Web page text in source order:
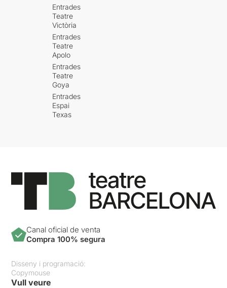
Entrades
Teatre
Victòria
Entrades
Teatre
Apolo
Entrades
Teatre
Goya
Entrades
Espai
Texas
Canal oficial de venta
Compra 100% segura
Disseny i programació:
Copymouse
Vull veure